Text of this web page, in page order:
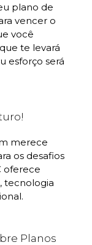
plano de
vencer o
você
te levará
esforço será
merece
os desafios
oferece
tecnologia
Planos